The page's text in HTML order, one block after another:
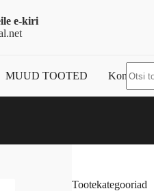
e-kiri
MUUD TOOTED Kontakt
results
Tootekategooriad